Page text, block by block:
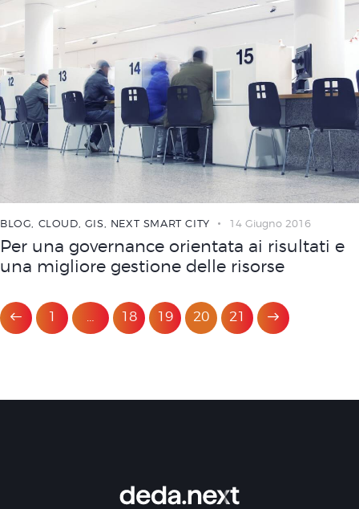
BLOG CLOUD GIS NEXT SMART CITY 14 Giugno 2016
Per una governance orientata ai risultati e
una migliore gestione delle risorse
1 … 18 19 20 21
>